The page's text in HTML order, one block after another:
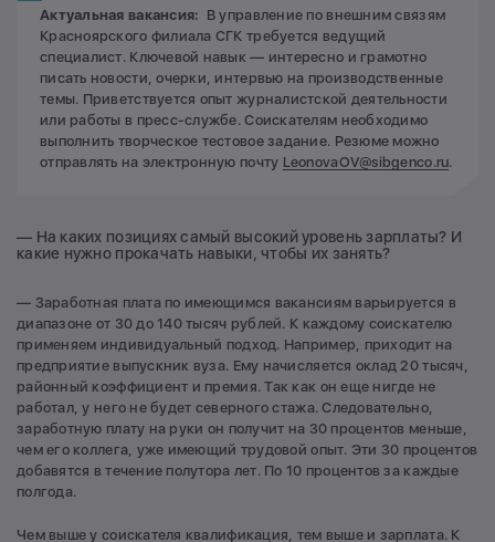
Актуальная вакансия: В управление по внешним связям
Красноярского филиала СГК требуется ведущий
специалист. Ключевой навык — интересно и грамотно
писать новости, очерки, интервью на производственные
темы. Приветствуется опыт журналистской деятельности
или работы в пресс-службе. Соискателям необходимо
выполнить творческое тестовое задание. Резюме можно
отправлять на электронную почту LeonovaOV@sibgenco.ru.
— На каких позициях самый высокий уровень зарплаты? И
какие нужно прокачать навыки, чтобы их занять?
— Заработная плата по имеющимся вакансиям варьируется в
диапазоне от 30 до 140 тысяч рублей. К каждому соискателю
применяем индивидуальный подход. Например, приходит на
предприятие выпускник вуза. Ему начисляется оклад 20 тысяч,
районный коэффициент и премия. Так как он еще нигде не
работал, у него не будет северного стажа. Следовательно,
заработную плату на руки он получит на 30 процентов меньше,
чем его коллега, уже имеющий трудовой опыт. Эти 30 процентов
добавятся в течение полутора лет. По 10 процентов за каждые
полгода.
Чем выше у соискателя квалификация, тем выше и зарплата. К